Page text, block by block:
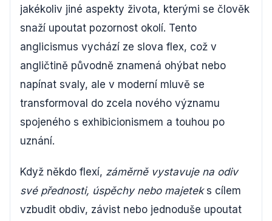
jakékoliv jiné aspekty života, kterými se člověk
snaží upoutat pozornost okolí. Tento
anglicismus vychází ze slova flex, což v
angličtině původně znamená ohýbat nebo
napínat svaly, ale v moderní mluvě se
transformoval do zcela nového významu
spojeného s exhibicionismem a touhou po
uznání.
Když někdo flexí, záměrně vystavuje na odiv
své přednosti, úspěchy nebo majeteks cílem
vzbudit obdiv, závist nebo jednoduše upoutat